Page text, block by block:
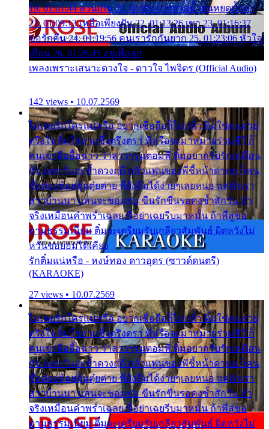
19. 01:01:44 ส่วนเกิน 20. 01:05:42 หยาดน้ำฝนหยดน้ำตา
21. 01:09:13 เหลือเพียงฝัน 22. 01:13:26 เขา 23. 01:16:37
ขอรักคืน 24. 01:19:56 คนเรารักกันยาก 25. 01:23:06 หัวใจ
เถื่อน 26. 01:26:45 อยู่เพื่อลูก
เพลงเพราะเสนาะดวงใจ - ดาวใจ ไพจิตร (Official Audio)
142 views • 10.07.2569
ไม่เคยรักใครแน่หรือ อยากเชื่อถือก็ไม่กล้า ติ๋มใช่คนสวย
ตรึงใจ ติ๋มใช่งามซึ้งตรึงตรา พี่หรือจะมาหมายร่วมชีวี ก็
คนเขาลืออื้อฉาว ว่าสาวๆรุมตอมพี่ ติ๋มอยากรับรักเหมือน
กัน แต่หวั่นจะช้ำดวงฤดี กลัวแฟนของพี่ชี้หน้าด่าทอ ก็คน
ชื่อต๋อยต้อยตุ้มตุ๋ยต่าย พี่ยังลืมได้ง่ายๆเลยหนอ แค่ตัวเรา
สาวบ้านนา แสนจะซอมซ่อ ขืนรักขืนรอคงช้ำสักวัน ถ้า
จริงเหมือนคำพร่ำเฉลย พี่อย่าเฉยรีบมาหมั้น ถ้าพี่สู่ขอ
ตามธรรมเนียม ติ๋มจะเตรียมรับเกลียวสัมพันธ์ ผิดหวังไม่
หวั่นขอยอมได้เคียง
รักติ๋มแน่หรือ - หงษ์ทอง ดาวอุดร (ซาวด์ดนตรี)
(KARAOKE)
27 views • 10.07.2569
ไม่เคยรักใครแน่หรือ อยากเชื่อถือก็ไม่กล้า ติ๋มใช่คนสวย
ตรึงใจ ติ๋มใช่งามซึ้งตรึงตรา พี่หรือจะมาหมายร่วมชีวี ก็
คนเขาลืออื้อฉาว ว่าสาวๆรุมตอมพี่ ติ๋มอยากรับรักเหมือน
กัน แต่หวั่นจะช้ำดวงฤดี กลัวแฟนของพี่ชี้หน้าด่าทอ ก็คน
ชื่อต๋อยต้อยตุ้มตุ๋ยต่าย พี่ยังลืมได้ง่ายๆเลยหนอ แค่ตัวเรา
สาวบ้านนา แสนจะซอมซ่อ ขืนรักขืนรอคงช้ำสักวัน ถ้า
จริงเหมือนคำพร่ำเฉลย พี่อย่าเฉยรีบมาหมั้น ถ้าพี่สู่ขอ
ตามธรรมเนียม ติ๋มจะเตรียมรับเกลียวสัมพันธ์ ผิดหวังไม่